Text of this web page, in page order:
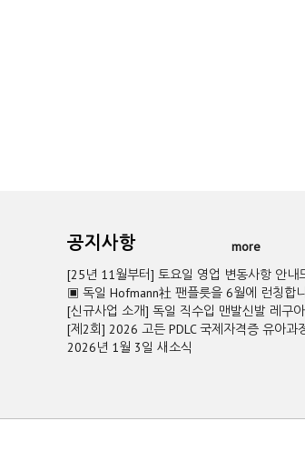
공지사항
more
[25년 11월부터] 토요일 영업 변동사항 안내
▣ 독일 Hofmann社 팬플릇을 6월에 런칭합
[신규사업 소개] 독일 직수입 맨발신발 레구
[제2회] 2026 고든 PDLC 국제자격증 유아과
2026년 1월 3일 새소식